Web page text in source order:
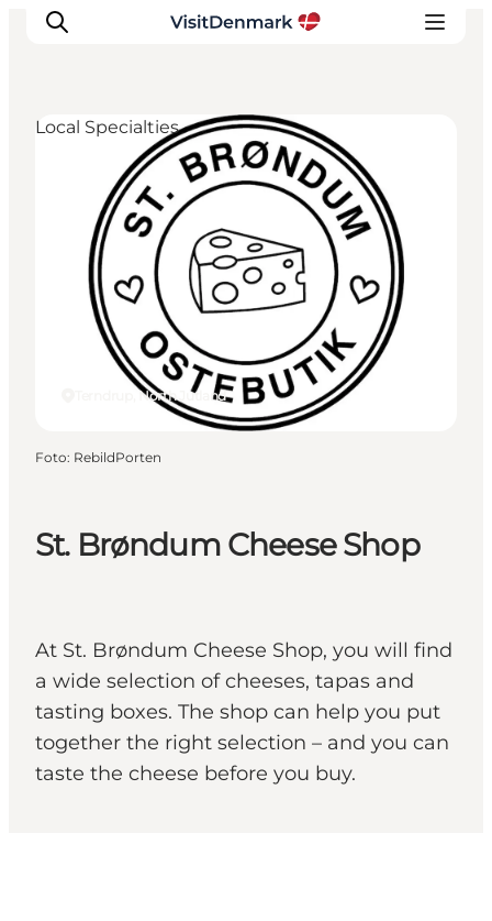
Ispirazioni
Dove andare
Cosa fare
Dove dormire
Pianifica il viaggio
St. Brøndum Cheese Shop
At St. Brøndum Cheese Shop, you will find
a wide selection of cheeses, tapas and
tasting boxes. The shop can help you put
together the right selection – and you can
taste the cheese before you buy.
Terndrup, North Jutland
Local Specialties
Foto: RebildPorten